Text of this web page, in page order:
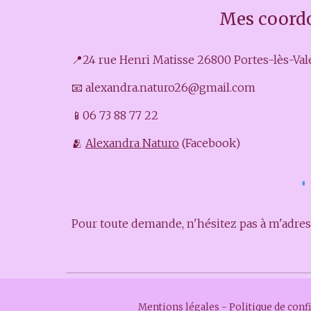
Mes
📍24 rue Henri Matisse 26800 Portes-lès-
📧 alexandra.naturo26@gmail.com
📱06 73 88 77 22
🫂 Alexandra Naturo (Facebook)
Pour toute demande, n'hésitez pas à
Mentions légales - Politique de